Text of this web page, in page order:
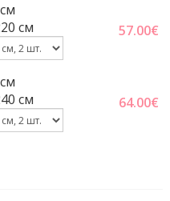
cм
57.00€
cм
64.00€